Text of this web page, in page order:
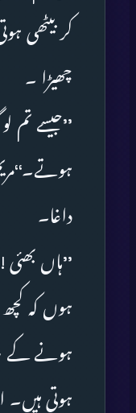
کر بیٹھی
چھیڑا ۔
’’جیسے تم
داغا۔
’’ہاں
ہوں کہ
ہونے کے
ہوتی